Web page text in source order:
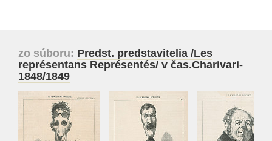
zo súboru: Predst. predstavitelia /Les
représentans Représentés/ v čas.Charivari-
1848/1849